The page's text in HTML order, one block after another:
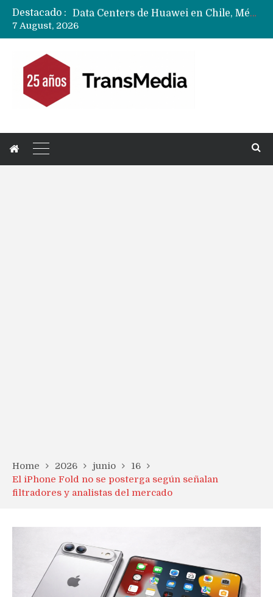
Destacado :
Data Centers de Huawei en Chile, México, Brasil,Perú y Argentina podrían verse afectados por arremetida de EE.UU
7 August, 2026
Home 2026 junio
16
El iPhone Fold no se posterga según señalan
filtradores y analistas del mercado